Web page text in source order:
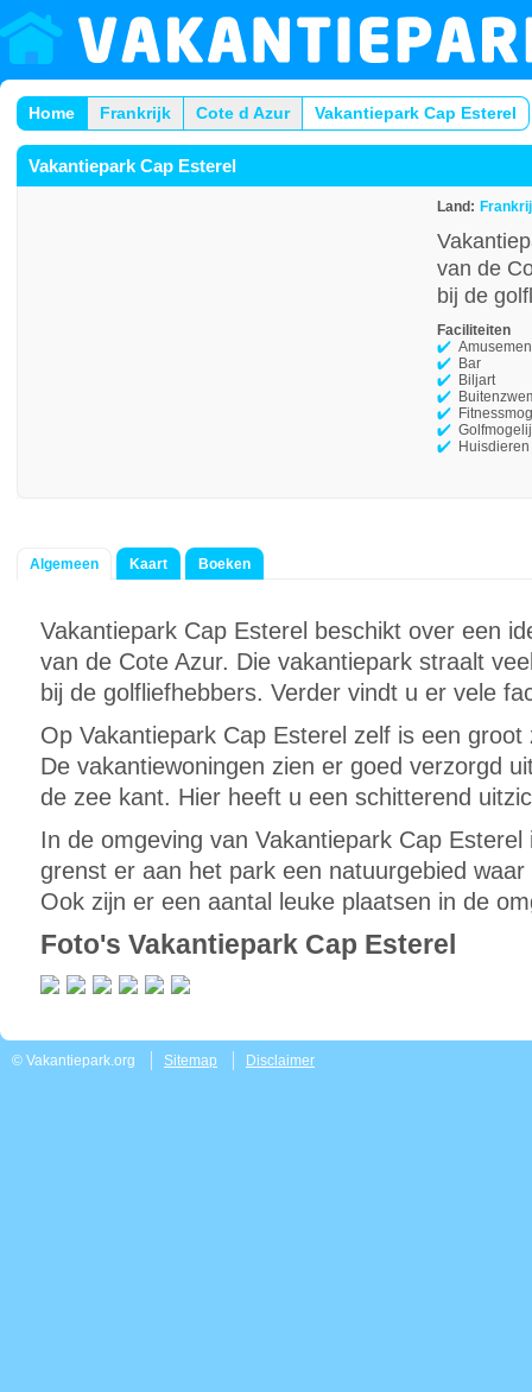
Home Frankrijk Cote d Azur Vakantiepark Cap Esterel
Vakantiepark Cap Esterel
Land:
van de
bij de
Faciliteiten
Bar
Biljart
Algemeen Kaart Boeken
Vakantiepark Cap Esterel beschikt over een
van de Cote Azur. Die vakantiepark straalt
bij de golfliefhebbers. Verder vindt u er vele
Op Vakantiepark Cap Esterel zelf is een
De vakantiewoningen zien er goed verzorgd
de zee kant. Hier heeft u een schitterend
In de omgeving van Vakantiepark Cap
grenst er aan het park een natuurgebied
Ook zijn er een aantal leuke plaatsen in de
Foto's Vakantiepark Cap Esterel
© Vakantiepark.org Sitemap Disclaimer